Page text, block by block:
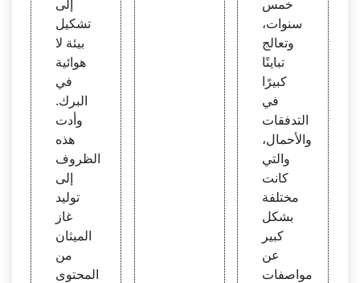
إلى
تشكيل
بيئة لا
هوائية
في
البرك.
وأدت
هذه
الظروف
إلى
توليد
غاز
الميثان
من
المحتوى
خمس
سنوات،
وتعالج
تباينًا
كبيرًا
في
التدفقات
والأحمال،
والتي
كانت
مختلفة
بشكل
كبير
عن
مواصفات